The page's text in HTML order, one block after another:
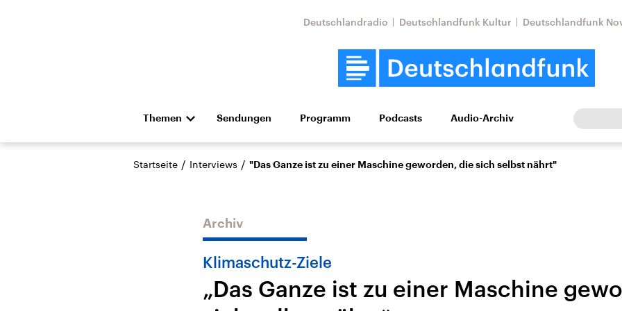
Deutschlandradio Deutschlandfunk Kultur Deutschlandfunk
Themen
Die Nachrichten Politik Wirtschaft Wissen Kultur Europa
Hörspiel und Feature Musik
Landtagswahl Sachsen-
Anhalt 2026
USA
Nahostkonflikt
Iran
Aktuelle Lage und
Sendungen Programm Podcasts Audio-Archiv
Startseite / Interviews / "Das Ganze ist zu einer Maschine geworden, die sich selbst nährt"
Archiv
Klimaschutz-Ziele
„Das Ganze ist zu einer Maschine